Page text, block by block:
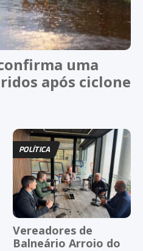
uma
após ciclone
POLÍTICA
Vereadores de
Balneário Arroio do